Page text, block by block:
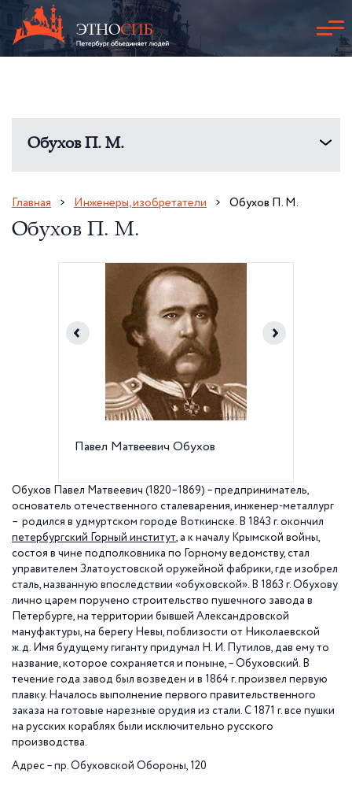
Обухов П. М.
Главная Инженеры, изобретатели Обухов П. М.
Обухов П. М.
Павел Матвеевич Обухов
Обухов Павел Матвеевич (1820–1869) – предприниматель,
основатель отечественного сталеварения, инженер-металлург
– родился в удмуртском городе Воткинске. В 1843 г. окончил
петербургский Горный институт, а к началу Крымской войны,
состоя в чине подполковника по Горному ведомству, стал
управителем Златоустовской оружейной фабрики, где изобрел
сталь, названную впоследствии «обуховской». В 1863 г. Обухову
лично царем поручено строительство пушечного завода в
Петербурге, на территории бывшей Александровской
мануфактуры, на берегу Невы, поблизости от Николаевской
ж.д. Имя будущему гиганту придумал Н. И. Путилов, дав ему то
название, которое сохраняется и поныне, – Обуховский. В
течение года завод был возведен и в 1864 г. произвел первую
плавку. Началось выполнение первого правительственного
заказа на готовые нарезные орудия из стали. С 1871 г. все пушки
на русских кораблях были исключительно русского
производства.
Адрес – пр. Обуховской Обороны, 120